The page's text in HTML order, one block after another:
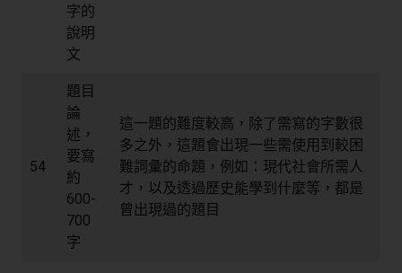
字的
說明
文
54
題目
論
述，
要寫
約
600-
700
字
這一題的難度較高，除了需寫的字數很
多之外，這題會出現一些需使用到較困
難詞彙的命題，例如：現代社會所需人
才，以及透過歷史能學到什麼等，都是
曾出現過的題目